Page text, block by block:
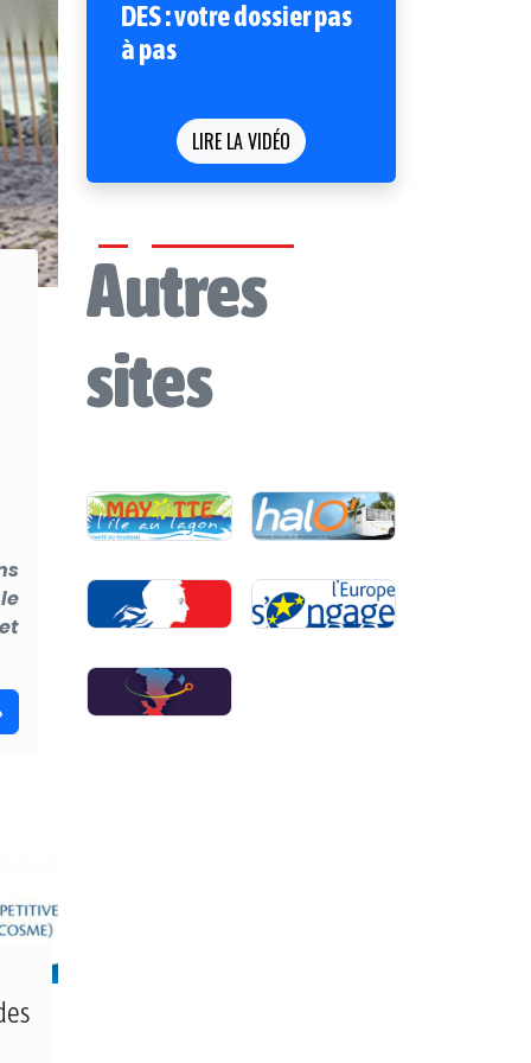
DES : votre dossier pas
à pas
LIRE LA VIDÉO
Autres
sites